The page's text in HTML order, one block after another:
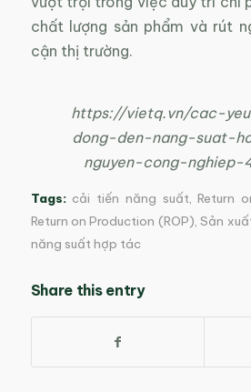
chất lượng sản phẩm và rút
cận thị trường.
https://vietq.vn/cac-
dong-den-nang-suat-
nguyen-cong-
Tags: cải tiến năng suất,Return
Return on Production (ROP),Sản
năng suất hợp tác
Share this entry